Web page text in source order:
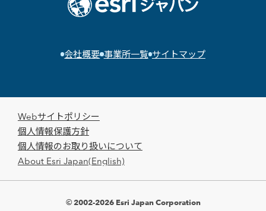
会社概要 事業所一覧 サイトマップ
Webサイトポリシー
個人情報保護方針
個人情報のお取り扱いについて
About Esri Japan(English)
© 2002-2026 Esri Japan Corporation